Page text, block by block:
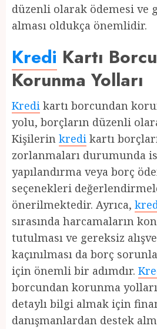
düzenli olarak ödemesi ve
alması oldukça önemlidir.
Kredi Kartı
Korunma Yolları
Kredi kartı borcundan
yolu, borçların düzenli
Kişilerin kredi kartı
zorlanmaları durumunda
yapılandırma veya borç
seçenekleri
önerilmektedir. Ayrıca,
sırasında harcamaların
tutulması ve gereksiz
kaçınılması da borç
için önemli bir adımdır.
borcundan korunma
detaylı bilgi almak için
danışmanlardan destek